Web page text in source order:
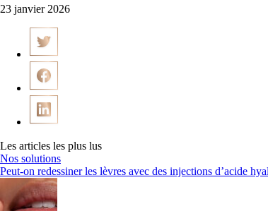
23 janvier 2026
Les articles les plus lus
Nos solutions
Peut-on redessiner les lèvres avec des injections d’acide